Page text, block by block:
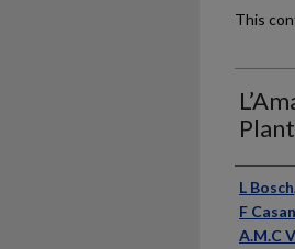
This
L Bosch,
F
A.M.C